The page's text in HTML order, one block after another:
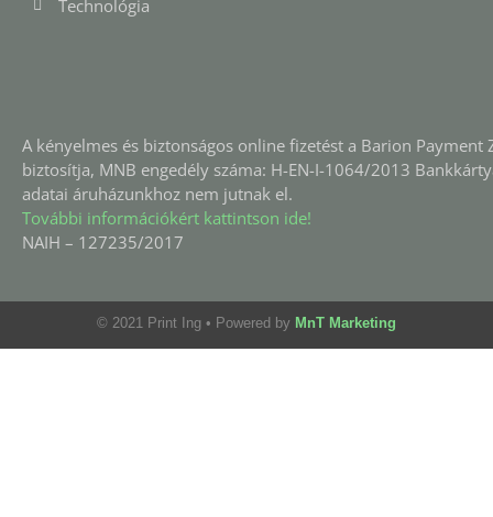
Technológia
A kényelmes és biztonságos online fizetést a Barion Payment
biztosítja, MNB engedély száma: H-EN-I-1064/2013
adatai áruházunkhoz nem jutnak el.
További információkért kattintson ide!
NAIH – 127235/2017
© 2021 Print Ing • Powered by MnT Marketing